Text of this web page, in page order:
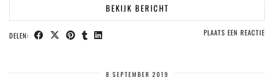
BEKIJK BERICHT
DELEN: PLAATS EEN REACTIE
8 SEPTEMBER 2019